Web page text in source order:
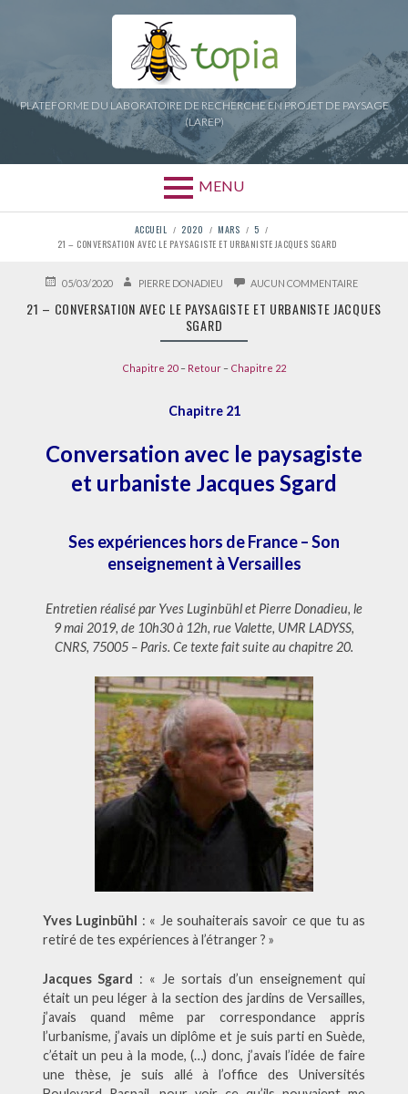
PLATEFORME DU LABORATOIRE DE RECHERCHE EN PROJET DE PAYSAGE
(LAREP)
MENU
D'ARIANE
ACCUEIL 2020 MARS
5
21 – CONVERSATION AVEC LE PAYSAGISTE ET URBANISTE JACQUES SGARD
PUBLIÉ05/03/2020 AUTEURPIERRE DONADIEU AUCUN COMMENTAIRESUR
–
21 – CONVERSATION AVEC LE PAYSAGISTE ET URBANISTE JACQUES
SGARD
Chapitre 20 – Retour – Chapitre 22
Chapitre 21
Conversation avec le paysagiste
et urbaniste Jacques Sgard
Ses expériences hors de France – Son
enseignement à Versailles
Entretien réalisé par Yves Luginbühl et Pierre Donadieu, le
9 mai 2019, de 10h30 à 12h, rue Valette, UMR LADYSS,
CNRS, 75005 – Paris. Ce texte fait suite au chapitre 20.
Yves Luginbühl
: « Je souhaiterais savoir ce que tu as
retiré de tes expériences à l’étranger ? »
Jacques Sgard : « Je sortais d’un enseignement qui
était un peu léger à la section des jardins de Versailles,
j’avais quand même par correspondance appris
l’urbanisme, j’avais un diplôme et je suis parti en Suède,
c’était un peu à la mode, (…) donc, j’avais l’idée de faire
une thèse, je suis allé à l’office des Universités